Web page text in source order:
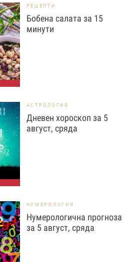
РЕЦЕПТИ
Бобена салата за 15
минути
АСТРОЛОГИЯ
Дневен хороскоп за 5
август, сряда
НУМЕРОЛОГИЯ
Нумерологична прогноза
за 5 август, сряда